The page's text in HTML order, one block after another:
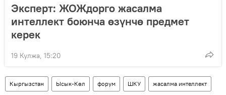
Эксперт: ЖОЖдорго жасалма
интеллект боюнча өзүнчө предмет
керек
19 Кулжа, 15:20
Кыргызстан Ысык-Көл форум ШКУ жасалма интеллект